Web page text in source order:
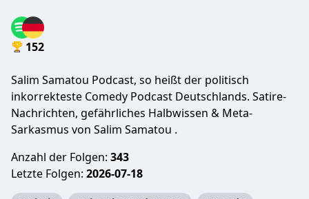
152
Salim Samatou Podcast, so heißt der politisch
inkorrekteste Comedy Podcast Deutschlands. Satire-
Nachrichten, gefährliches Halbwissen & Meta-
Sarkasmus von Salim Samatou .
Anzahl der Folgen: 343
Letzte Folgen: 2026-07-18